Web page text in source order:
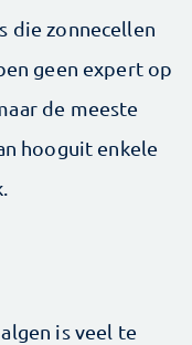
die zonnecellen
geen expert op
de meeste
hooguit enkele
is veel te